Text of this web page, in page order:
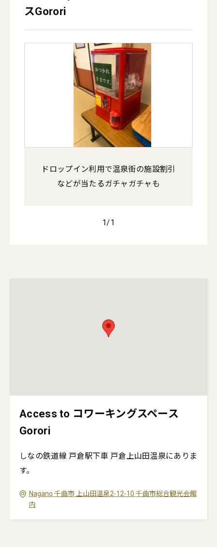
スGorori
ドロップイン利用で温泉街の施設割引
などが当たるガチャガチャも
1/1
Access to コワーキングスペース
Gorori
しなの鉄道線 戸倉駅下車 戸倉上山田温泉にありま
す。
Nagano 千曲市 上山田温泉2-12-10 千曲市総合観光会館
内